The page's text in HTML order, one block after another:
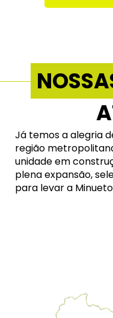
Já temos a alegria
região
unidade em
plena expansão,
para levar a